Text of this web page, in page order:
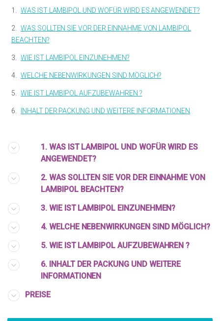
1. WAS IST LAMBIPOL UND WOFÜR WIRD ES ANGEWENDET?
2.
WAS SOLLTEN SIE VOR DER EINNAHME VON LAMBIPOL
BEACHTEN?
3. WIE IST LAMBIPOL EINZUNEHMEN?
4. WELCHE NEBENWIRKUNGEN SIND MÖGLICH?
5. WIE IST LAMBIPOL AUFZUBEWAHREN ?
6. INHALT DER PACKUNG UND WEITERE INFORMATIONEN
1. WAS IST LAMBIPOL UND WOFÜR WIRD ES
ANGEWENDET?
2. WAS SOLLTEN SIE VOR DER EINNAHME VON
LAMBIPOL BEACHTEN?
3. WIE IST LAMBIPOL EINZUNEHMEN?
4. WELCHE NEBENWIRKUNGEN SIND MÖGLICH?
5. WIE IST LAMBIPOL AUFZUBEWAHREN ?
6. INHALT DER PACKUNG UND WEITERE
INFORMATIONEN
PREISE